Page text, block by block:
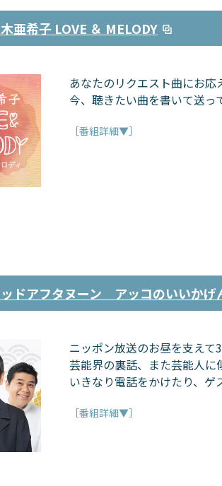
亜希子 LOVE ＆ MELODY
あなたのリクエスト曲にお
今、聴きたい曲を書いて送っ
［番組詳細▼］
ドアフタヌーン アッコのいいかげ
ニッポン放送のお昼を支えて
芸能界の裏話、また芸能人
いきなり電話をかけたり、
［番組詳細▼］